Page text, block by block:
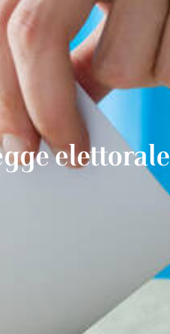
elettorale